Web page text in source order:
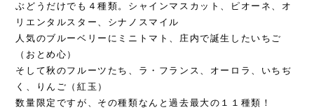
ぶどうだけでも４種類。シャインマスカット、ピオーネ、オ
リエンタルスター、シナノスマイル
人気のブルーベリーにミニトマト、庄内で誕生したいちご
（おとめ心）
そして秋のフルーツたち、ラ・フランス、オーロラ、いちぢ
く、りんご（紅玉）
数量限定ですが、その種類なんと過去最大の１１種類！